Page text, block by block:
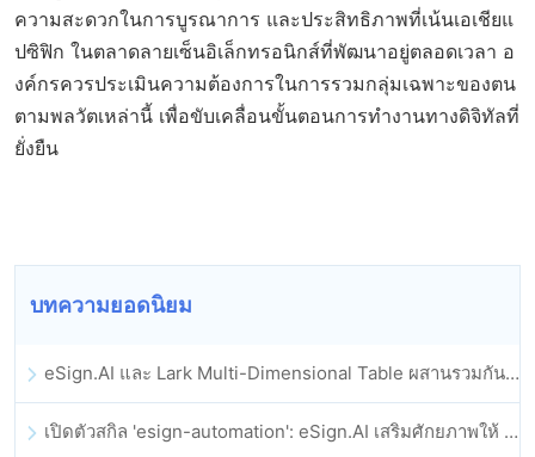
ความสะดวกในการบูรณาการ และประสิทธิภาพที่เน้นเอเชียแ
ปซิฟิก ในตลาดลายเซ็นอิเล็กทรอนิกส์ที่พัฒนาอยู่ตลอดเวลา อ
งค์กรควรประเมินความต้องการในการรวมกลุ่มเฉพาะของตน
ตามพลวัตเหล่านี้ เพื่อขับเคลื่อนขั้นตอนการทำงานทางดิจิทัลที่
ยั่งยืน
บทความยอดนิยม
eSign.AI และ Lark Multi-Dimensional Table ผสานรวมกันอย่างเป็นทางการ: การลงนามและการเก็บถาวรสัญญาอิเล็กทรอนิกส์แบบอัตโนมัติเต็มรูปแบบ
เปิดตัวสกิล 'esign-automation': eSign.AI เสริมศักยภาพให้ OpenClaw ด้วยลายเซ็นอิเล็กทรอนิกส์อัตโนมัติ